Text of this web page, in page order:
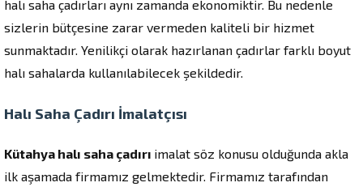
halı saha çadırları aynı zamanda ekonomiktir. Bu nedenle
sizlerin bütçesine zarar vermeden kaliteli bir hizmet
sunmaktadır. Yenilikçi olarak hazırlanan çadırlar farklı boyut
halı sahalarda kullanılabilecek şekildedir.
Halı Saha Çadırı İmalatçısı
Kütahya halı saha çadırı imalat söz konusu olduğunda akla
ilk aşamada firmamız gelmektedir. Firmamız tarafından